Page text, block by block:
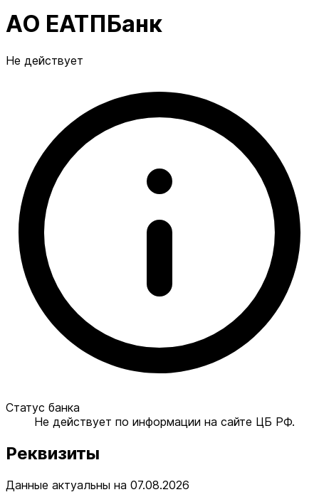
АО ЕАТПБанк
Не действует
Статус банка
Не действует по информации на сайте ЦБ РФ.
Реквизиты
Данные актуальны на 07.08.2026